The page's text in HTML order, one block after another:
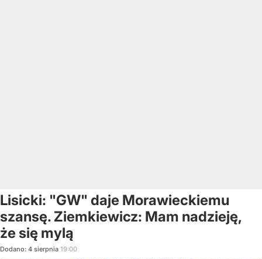
Lisicki: "GW" daje Morawieckiemu
szansę. Ziemkiewicz: Mam nadzieję,
że się mylą
Dodano: 4 sierpnia 19:00